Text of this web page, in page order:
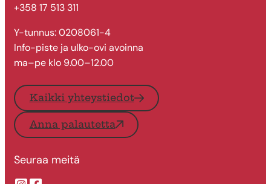
+358 17 513 311
Y-tunnus: 0208061-4
Info-piste ja ulko-ovi avoinna
ma–pe klo 9.00–12.00
Kaikki yhteystiedot
Anna palautetta
Seuraa meitä